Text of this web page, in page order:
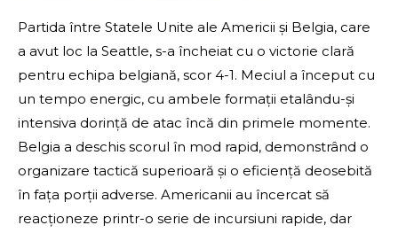
Partida între Statele Unite ale Americii și Belgia, care
a avut loc la Seattle, s-a încheiat cu o victorie clară
pentru echipa belgiană, scor 4-1. Meciul a început cu
un tempo energic, cu ambele formații etalându-și
intensiva dorință de atac încă din primele momente.
Belgia a deschis scorul în mod rapid, demonstrând o
organizare tactică superioară și o eficiență deosebită
în fața porții adverse. Americanii au încercat să
reacționeze printr-o serie de incursiuni rapide, dar